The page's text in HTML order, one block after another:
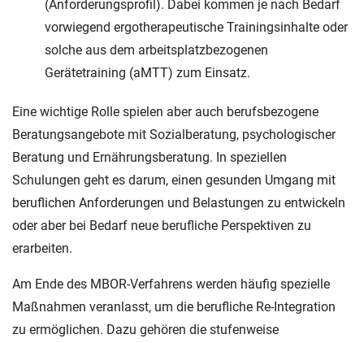
(Anforderungsprofil). Dabei kommen je nach Bedarf
vorwiegend ergotherapeutische Trainingsinhalte oder
solche aus dem arbeitsplatzbezogenen
Gerätetraining (aMTT) zum Einsatz.
Eine wichtige Rolle spielen aber auch berufsbezogene
Beratungsangebote mit Sozialberatung, psychologischer
Beratung und Ernährungsberatung. In speziellen
Schulungen geht es darum, einen gesunden Umgang mit
beruflichen Anforderungen und Belastungen zu entwickeln
oder aber bei Bedarf neue berufliche Perspektiven zu
erarbeiten.
Am Ende des MBOR-Verfahrens werden häufig spezielle
Maßnahmen veranlasst, um die berufliche Re-Integration
zu ermöglichen. Dazu gehören die stufenweise